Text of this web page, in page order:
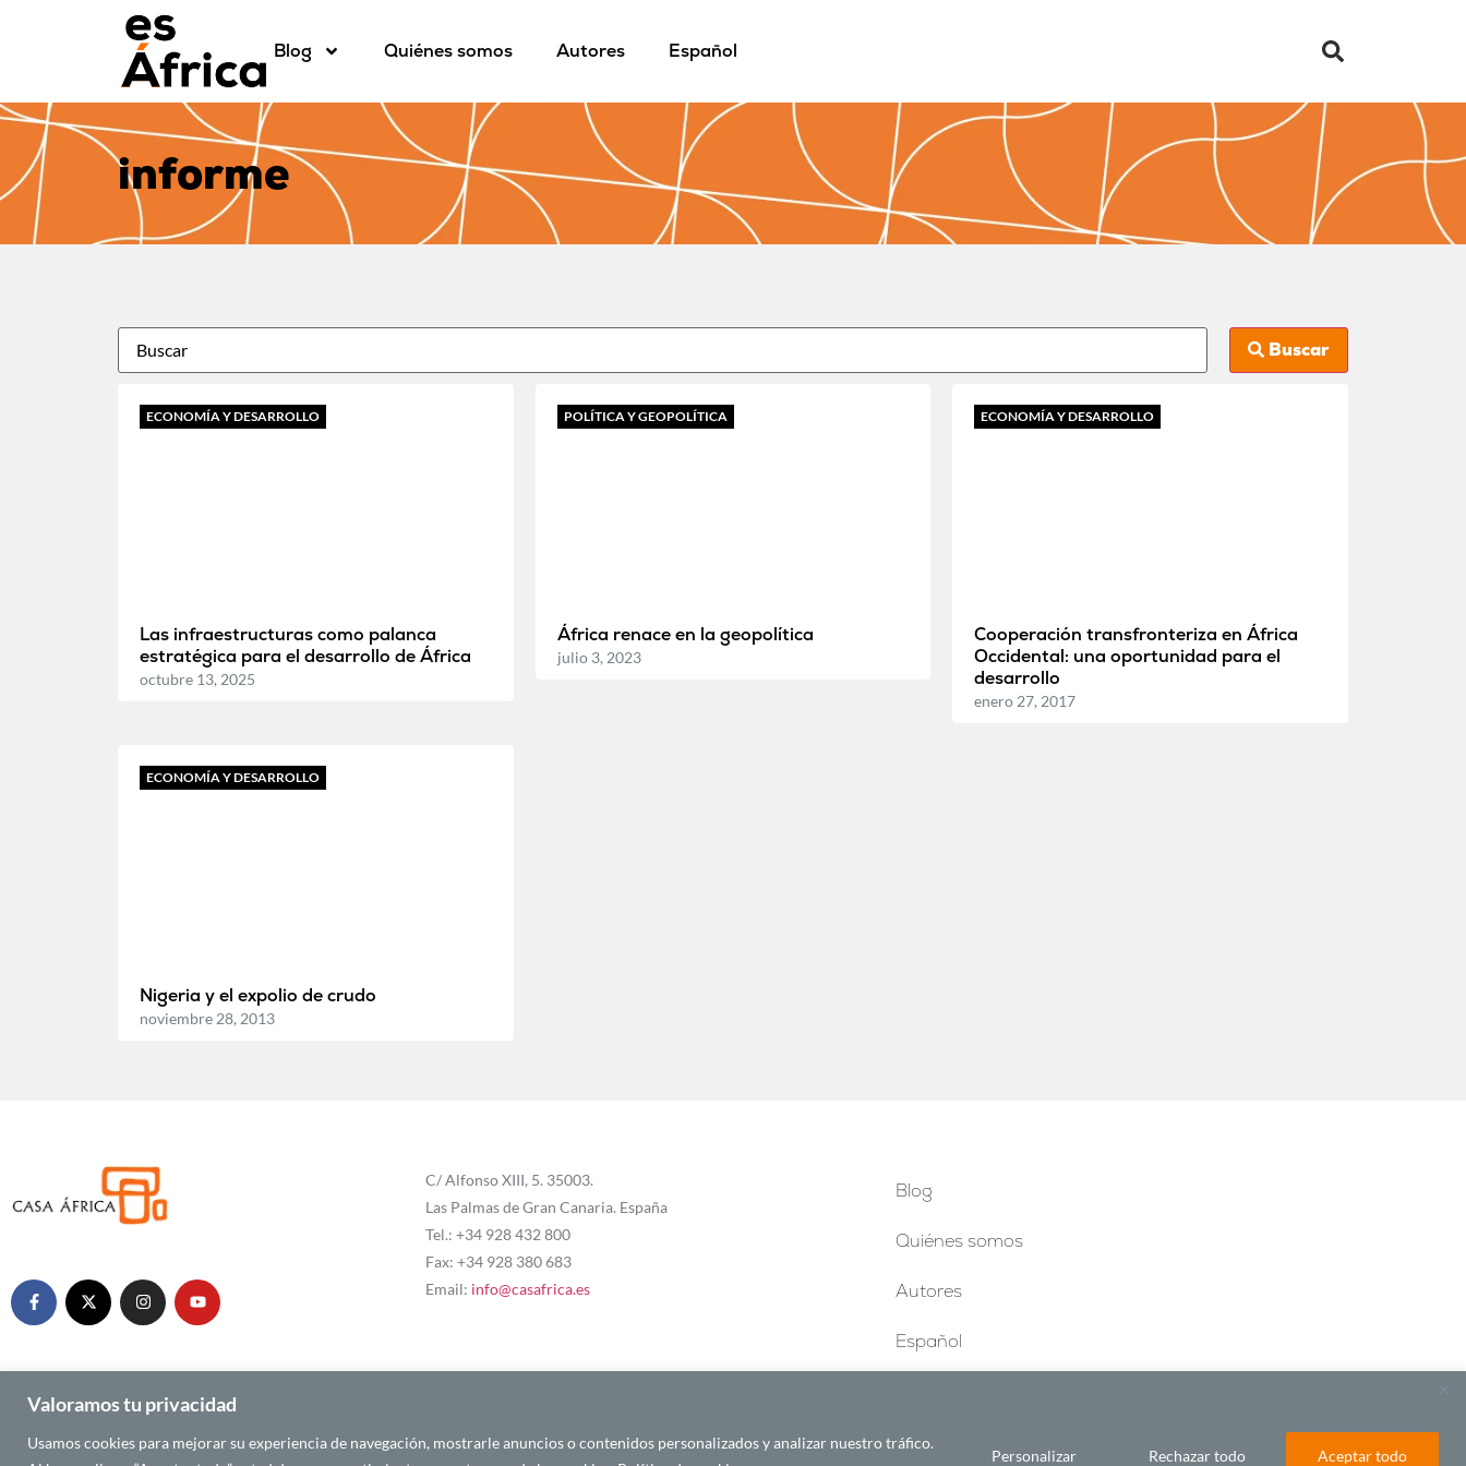
Valoramos tu privacidad
Usamos cookies para mejorar su experiencia de navegación, mostrarle anuncios o contenidos personalizados y analizar nuestro tráfico.
Personalizar Rechazar todo Aceptar todo
Blog Quiénes somos Autores Español
informe
Buscar
ECONOMÍA Y DESARROLLO
Las infraestructuras como palanca
estratégica para el desarrollo de África
octubre 13, 2025
POLÍTICA Y GEOPOLÍTICA
África renace en la geopolítica
julio 3, 2023
ECONOMÍA Y DESARROLLO
Cooperación transfronteriza en África
Occidental: una oportunidad para el
desarrollo
enero 27, 2017
ECONOMÍA Y DESARROLLO
Nigeria y el expolio de crudo
noviembre 28, 2013
C/ Alfonso XIII, 5. 35003.
Las Palmas de Gran Canaria. España
Tel.: +34 928 432 800
Fax: +34 928 380 683
Email: info@casafrica.es
Blog
Quiénes somos
Autores
Español